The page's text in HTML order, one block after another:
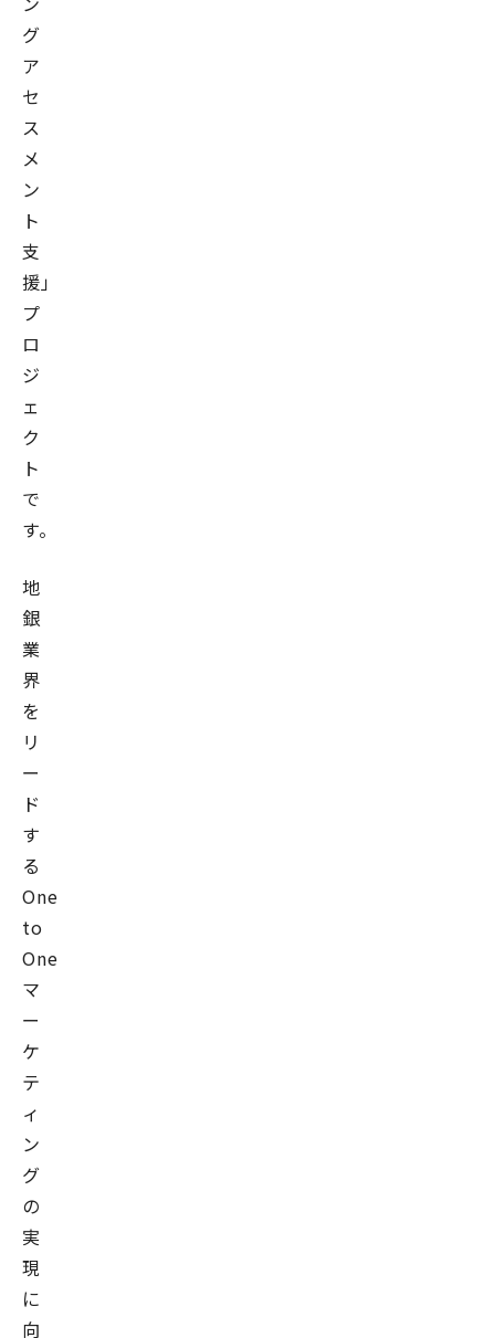
グ
ア
セ
ス
メ
ン
ト
支
援」
プ
ロ
ジ
ェ
ク
ト
で
す。
地
銀
業
界
を
リ
ー
ド
す
る
One
to
One
マ
ー
ケ
テ
ィ
ン
グ
の
実
現
に
向